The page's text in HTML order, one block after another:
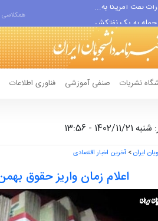
حمله به یک نفتکش...
دریایی در جنوب...
همکلاسی
نشریات صنفی آموزشی فناوری اطلاعات
21 - 13:56
ایران> آخرین اخبار اقتصادی
اعلام زمان واریز حقوق